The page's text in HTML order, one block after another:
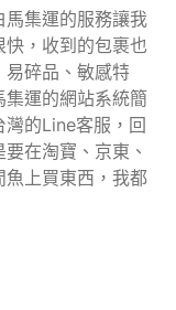
馬集運的服務讓我
，收到的包裹也
易碎品、敏感特
集運的網站系統簡
灣的Line客服，回
在淘寶、京東、
上買東西，我都